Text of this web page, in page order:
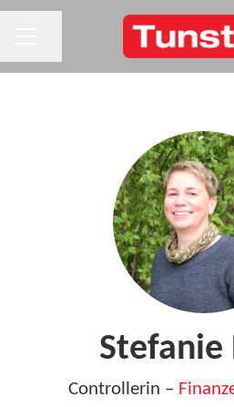
Stefanie
Controllerin –